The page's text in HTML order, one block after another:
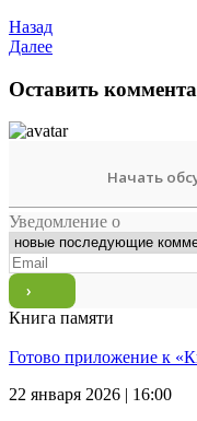
Назад
Далее
Оставить
Уведомление о
Книга памяти
Готово приложение к
22 января 2026 | 16:00